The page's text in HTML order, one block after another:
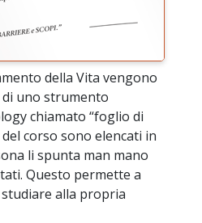
della Vita vengono
uno strumento
chiamato “foglio di
corso sono elencati in
li spunta man mano
Questo permette a
alla propria